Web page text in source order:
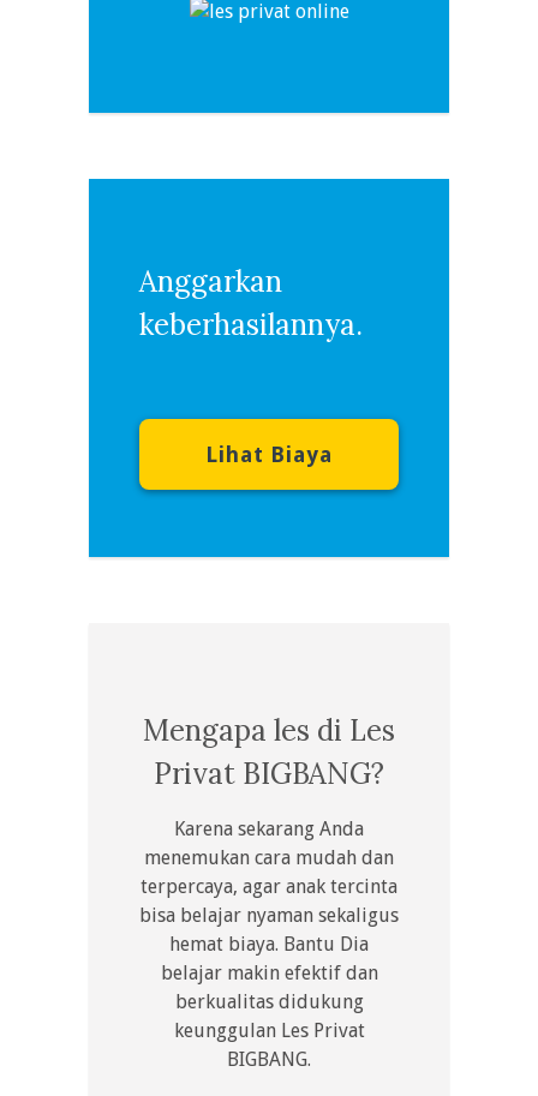
Anggarkan
keberhasilannya.
Lihat Biaya
Mengapa les di Les
Privat BIGBANG?
Karena sekarang Anda
menemukan cara mudah dan
terpercaya, agar anak tercinta
bisa belajar nyaman sekaligus
hemat biaya. Bantu Dia
belajar makin efektif dan
berkualitas didukung
keunggulan Les Privat
BIGBANG.